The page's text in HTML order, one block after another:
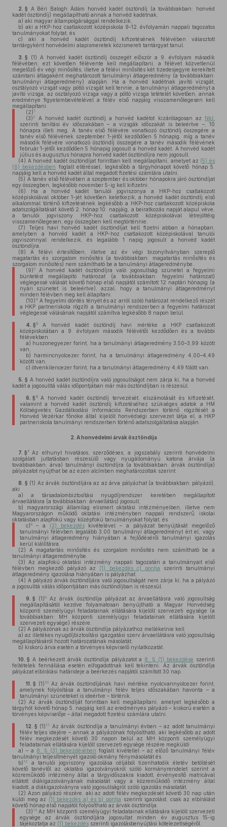
2. § A Béri Balogh Ádám honvéd kadét ösztöndíj (a továbbiakban: honvéd
kadét ösztöndíj) megállapítható annak a honvéd kadétnak,
a) aki magyar állampolgársággal rendelkezik,
b) aki a HKP-hoz csatlakozott középiskola 9–12. évfolyamán nappali tagozatos
tanulmányokat folytat, és
c) aki a honvéd kadét ösztöndíj kifizetésének félévében választott
tantárgyként honvédelmi alapismeretek közismereti tantárgyat tanul.
3. § (1) A honvéd kadét ösztöndíj összegét először a 9. évfolyam második
félévében, ezt követően félévente kell megállapítani, a félévet közvetlenül
megelőző év végi minősítés, illetve a félévi minősítés két tizedesjegyre kerekített
számtani átlagaként meghatározott tanulmányi átlageredmény (a továbbiakban:
tanulmányi átlageredmény) alapján. Ha a honvéd kadétnak javító vizsgát,
osztályozó vizsgát vagy pótló vizsgát kell tennie, a tanulmányi átlageredményt a
javító vizsga, az osztályozó vizsga vagy a pótló vizsga letételét követően, annak
eredménye figyelembevételével a félév első napjáig visszamenőlegesen kell
megállapítani.
(2) 1
(3) 2 A honvéd kadét ösztöndíj a honvéd kadétot kizárólagosan az Nkt.
szerinti tanítási év időszakában – a vizsgák időszakát is beleértve –, 10
hónapra illeti meg. A tanév első félévére vonatkozó ösztöndíj összegére a
tanév első félévének szeptember 1-jétől kezdődően 5 hónapig, míg a tanév
második félévére vonatkozó ösztöndíj összegére a tanév második félévének
február 1-jétől kezdődően 5 hónapig jogosult a honvéd kadét. A honvéd kadét
július és augusztus hónapra honvéd kadét ösztöndíjra nem jogosult.
(4) A honvéd kadét ösztöndíjat forintban kell megállapítani, amelyet az (5) és
(6) bekezdésben foglalt eltéréssel, legkésőbb a tárgyhónapot követő hónap 5.
napjáig kell a honvéd kadét által megadott fizetési számlára utalni.
(5) A tanév első félévében a szeptember és október hónapokra járó ösztöndíjat
egy összegben, legkésőbb november 5-ig kell kifizetni.
(6) Ha a honvéd kadét tanulói jogviszonya a HKP-hoz csatlakozott
középiskolával október 1-jét követően keletkezik, a honvéd kadét ösztöndíj első
alkalommal történő kifizetésének legkésőbb a HKP-hoz csatlakozott középiskola
adatszolgáltatását követő 2. hónap 10. napjáig, a beiratkozás napját alapul véve,
a tanulói jogviszony HKP-hoz csatlakozott középiskolával létrejöttéig
visszamenőlegesen, egy összegben kell megtörténnie.
(7) Teljes havi honvéd kadét ösztöndíjat kell fizetni abban a hónapban,
amelyben a honvéd kadét a HKP-hoz csatlakozott középiskolával tanulói
jogviszonnyal rendelkezik, és legalább 1 napig jogosult a honvéd kadét
ösztöndíjra.
(8) A félévi értesítőben, illetve az év végi bizonyítványban szereplő
magatartás és szorgalom minősítés (a továbbiakban: magatartás minősítés és
szorgalom minősítés) nem számítható be a tanulmányi átlageredménybe.
(9) 3A honvéd kadét ösztöndíjra való jogosultság szünetel a fegyelmi
büntetést megállapító határozat (a továbbiakban: fegyelmi határozat)
véglegessé válását követő hónap első napjától számított 12 naptári hónapig (a
nyári szünetet is beleértve), azzal, hogy a tanulmányi átlageredményt
minden félévben meg kell állapítani.
(10)4A fegyelmi döntés tényét és az arról szóló határozat rendelkező részét
a HKP partneriskola rögzíti a tanulmányi rendszerben a fegyelmi határozat
véglegessé válásának napjától számítva legkésőbb 8 napon belül.
4. §5
A honvéd kadét ösztöndíj havi mértéke a HKP csatlakozott
középiskolában a 9. évfolyam második félévétől kezdődően és a további
félévekben
a) huszonegyezer forint, ha a tanulmányi átlageredmény 3,50–3,99 között
van,
b) harmincnyolcezer forint, ha a tanulmányi átlageredmény 4,00–4,49
között van,
c) ötvenkilencezer forint, ha a tanulmányi átlageredmény 4,49 fölött van.
5. § A honvéd kadét ösztöndíjra való jogosultságot nem zárja ki, ha a honvéd
kadét a jogosulttá válás időpontjában már más ösztöndíjban is részesül.
6. § 6
A honvéd kadét ösztöndíj tervezését, elszámolását és kifizetését,
valamint a honvéd kadét ösztöndíj kifizetéséhez szükséges adatok a HM
Költségvetés Gazdálkodási Információs Rendszerben történő rögzítését a
Honvéd Vezérkar főnöke által kijelölt honvédségi szervezet látja el, a HKP
partneriskola tanulmányi rendszerben történő adatszolgáltatása alapján.
2. A honvédelmi árvák ösztöndíja
7. §7 Az elhunyt hivatásos, szerződéses, a jogszabály szerinti honvédelmi
szolgálati juttatásban részesülő vagy nyugállományú katona árvája (a
továbbiakban: árva) tanulmányi ösztöndíjra (a továbbiakban: árvák ösztöndíja)
pályázatot nyújthat be az ezen alcímben meghatározottak szerint.
8. § (1) Az árvák ösztöndíjára az az árva pályázhat (a továbbiakban: pályázó),
aki
a) a társadalombiztosítási nyugdíjrendszer keretében megállapított
árvaellátásra (a továbbiakban: árvaellátás) jogosult,
b) magyarországi államilag elismert oktatási intézményeiben, illetve nem
Magyarországon működő oktatási intézményben nappali rendszerű iskolai
oktatásban alapfokú vagy középfokú tanulmányokat folytat, és
c)8– a (3) bekezdéskivételével – a pályázat benyújtását megelőző
tanulmányi félévben legalább 3,00 tanulmányi átlageredményt ért el, vagy
tanulmányi átlageredmény hiányában a fejlődéséről tanulmányi igazolás
kerül kiállításra.
(2) A magatartás minősítés és szorgalom minősítés nem számítható be a
tanulmányi átlageredménybe.
(3) Az alapfokú oktatási intézmény nappali tagozatán a tanulmányait első
félévben megkezdő pályázó az (1) bekezdés c) pontja szerinti tanulmányi
átlageredmény igazolása hiányában is pályázhat.
(4) A pályázó árvák ösztöndíjára való jogosultságát nem zárja ki, ha a pályázó
a jogosulttá válás időpontjában más ösztöndíjban is részesül.
9. § (1)9Az árvák ösztöndíja pályázat az árvaellátásra való jogosultság
megállapításától kezdve folyamatosan benyújtható a Magyar Honvédség
központi személyügyi feladatainak ellátására kijelölt szervezeti egysége (a
továbbiakban: MH központi személyügyi feladatainak ellátására kijelölt
szervezeti egysége) részére.
(2) A pályázónak az árvák ösztöndíja pályázathoz mellékelnie kell
a) az illetékes nyugdíjbiztosítási igazgatási szerv árvaellátásra való jogosultság
megállapításáról hozott határozatának másolatát,
b) kiskorú árva esetén a törvényes képviselő nyilatkozatát.
10. § A beérkezett árvák ösztöndíja pályázatot a 8. § (1) bekezdése szerinti
feltételek fennállása esetén elfogadottnak kell tekinteni. Az árvák ösztöndíja
pályázat elbírálási határideje a beérkezés napjától számított 30 nap.
11. § (1) 10Az árvák ösztöndíjának havi mértéke nyolcvannyolcezer forint,
amelynek folyósítása a tanulmányi félév teljes időszakában havonta – a
tanulmányi szüneteket is ideértve – történik.
(2) Az árvák ösztöndíját forintban kell megállapítani, amelyet legkésőbb a
tárgyhót követő hónap 5. napjáig kell az eredményes pályázó – kiskorú esetén a
törvényes képviselője – által megadott fizetési számlára utalni.
12. § (1) 11
Az árvák ösztöndíja a tanulmányi évben – az adott tanulmányi
félév teljes idejére – annak a pályázónak folyósítható, aki legkésőbb az adott
félév megkezdését követő 30 napon belül az MH központi személyügyi
feladatainak ellátására kijelölt szervezeti egysége részére megküldi
a) – a 8. § (3) bekezdésében foglalt kivétellel – az előző tanulmányi félév
tanulmányi teljesítményét igazoló okmány fénymásolatát és
b) 12
a tanulói jogviszony igazolása céljából tizenhatodik életév betöltését
követő tanévtől az oktatási igazolványokról szóló kormányrendelet szerint a
közreműködő intézmény által a tárgyidőszakra kiadott, érvényesítő matricával
ellátott diákigazolványának másolatát vagy a közreműködő intézmény által
kiadott, a diákigazolványra való jogosultságról szóló igazolás másolatát.
(2) Azon pályázó részére, aki az adott félév megkezdését követő 30 nap után
küldi meg az (1) bekezdés a) és b) pontja szerinti igazolást, csak az elbírálást
követő hónap első napjától folyósítható az árvák ösztöndíja.
(3) 13Az MH központi személyügyi feladatainak ellátására kijelölt szervezeti
egysége az árvák ösztöndíjára jogosultat minden év augusztus 15-ig
tájékoztatja az (1) bekezdésszerinti igazolásbenyújtási kötelezettségéről.